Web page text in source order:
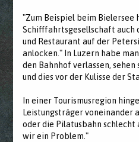
"Zum Beispiel beim Bielersee
Schifffahrtsgesellschaft auch
und Restaurant auf der
anlocken." In Luzern habe
den Bahnhof verlassen,
und dies vor der Kulisse der
In einer Tourismusregion
Leistungsträger voneinander
oder die Pilatusbahn
wir ein Problem."